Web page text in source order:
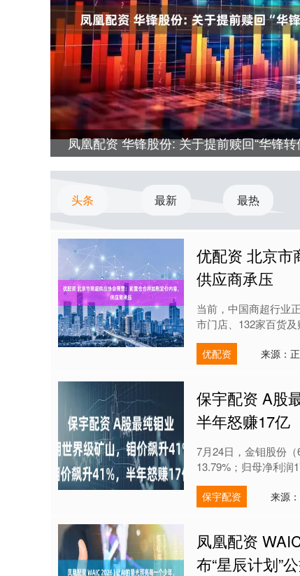
凤凰配资 华锋股份: 关于提前赎回“华锋
头条 最新 最热
优配资 北京市
供应商承压
当前，中国商超行业
市门店、132家百货
优配资 来源：
保宇配资 A股
半年怒赚17亿
7月24日，金钼股份
13.79%；归母净利润
保宇配资 来源
凤凰配资
布“星辰计划”